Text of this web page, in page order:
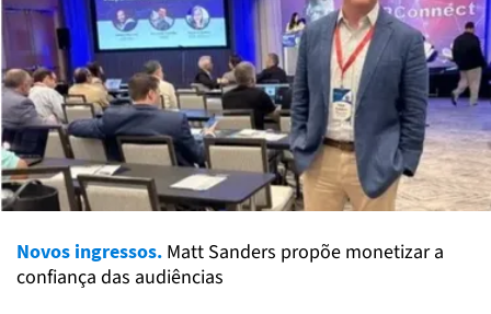
Novos ingressos. Matt Sanders propõe monetizar a
confiança das audiências